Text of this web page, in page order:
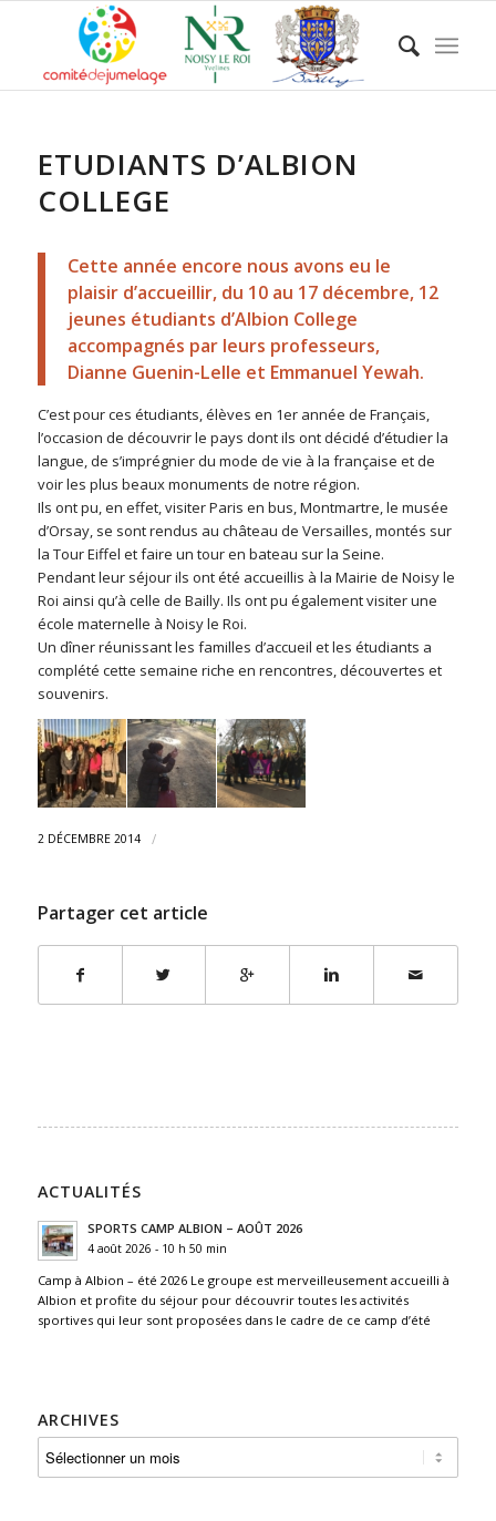
ETUDIANTS D’ALBION
COLLEGE
Cette année encore nous avons eu le
plaisir d’accueillir, du 10 au 17 décembre, 12
jeunes étudiants d’Albion College
accompagnés par leurs professeurs,
Dianne Guenin-Lelle et Emmanuel Yewah.
C’est pour ces étudiants, élèves en 1er année de Français,
l’occasion de découvrir le pays dont ils ont décidé d’étudier la
langue, de s’imprégnier du mode de vie à la française et de
voir les plus beaux monuments de notre région.
Ils ont pu, en effet, visiter Paris en bus, Montmartre, le musée
d’Orsay, se sont rendus au château de Versailles, montés sur
la Tour Eiffel et faire un tour en bateau sur la Seine.
Pendant leur séjour ils ont été accueillis à la Mairie de Noisy le
Roi ainsi qu’à celle de Bailly. Ils ont pu également visiter une
école maternelle à Noisy le Roi.
Un dîner réunissant les familles d’accueil et les étudiants a
complété cette semaine riche en rencontres, découvertes et
souvenirs.
2 DÉCEMBRE 2014 /
Partager cet article
ACTUALITÉS
SPORTS CAMP ALBION – AOÛT 2026
4 août 2026 - 10 h 50 min
Camp à Albion – été 2026 Le groupe est merveilleusement accueilli à
Albion et profite du séjour pour découvrir toutes les activités
sportives qui leur sont proposées dans le cadre de ce camp d’été
ARCHIVES